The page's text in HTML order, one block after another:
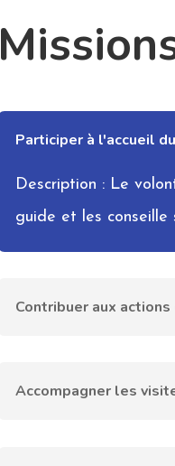
Participer à l'accueil
Description : Le
guide et les conseille
Contribuer aux
Accompagner les